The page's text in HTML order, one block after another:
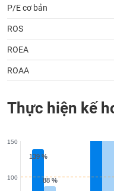
P/E cơ bản
ROS
ROEA
ROAA
Thực hiện kế
139 %
139 %
88 %
88 %
100
150